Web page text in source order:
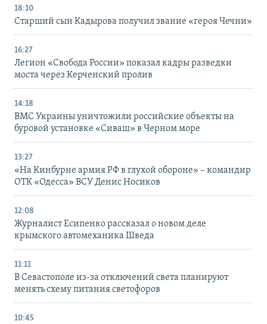
18:10
Старший сын Кадырова получил звание «героя Чечни»
16:27
Легион «Свобода России» показал кадры разведки
моста через Керченский пролив
14:18
ВМС Украины уничтожили российские объекты на
буровой установке «Сиваш» в Черном море
13:27
«На Кинбурне армия РФ в глухой обороне» – командир
ОТК «Одесса» ВСУ Денис Носиков
12:08
Журналист Есипенко рассказал о новом деле
крымского автомеханика Шведа
11:11
В Севастополе из-за отключений света планируют
менять схему питания светофоров
10:45